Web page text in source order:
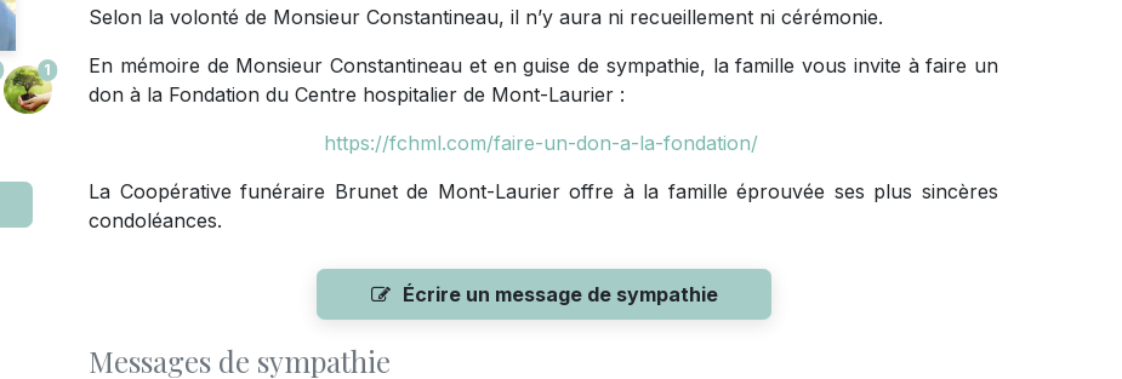
1
Selon la volonté de Monsieur Constantineau, il n’y aura ni recueillement ni cérémonie.
En mémoire de Monsieur Constantineau et en guise de sympathie, la famille vous invite à faire un
don à la Fondation du Centre hospitalier de Mont-Laurier :
https://fchml.com/faire-un-don-a-la-fondation/
La Coopérative funéraire Brunet de Mont-Laurier offre à la famille éprouvée ses plus sincères
condoléances.
Écrire un message de sympathie
Messages de sympathie